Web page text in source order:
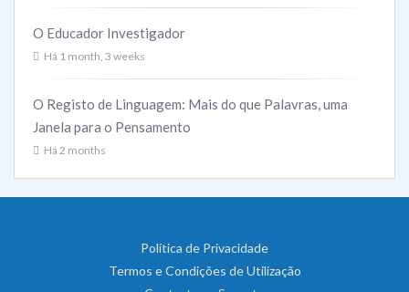
O Educador Investigador
Há 1 month, 3 weeks
O Registo de Linguagem: Mais do que Palavras, uma
Janela para o Pensamento
Há 2 months
Política de Privacidade
Termos e Condições de Utilização